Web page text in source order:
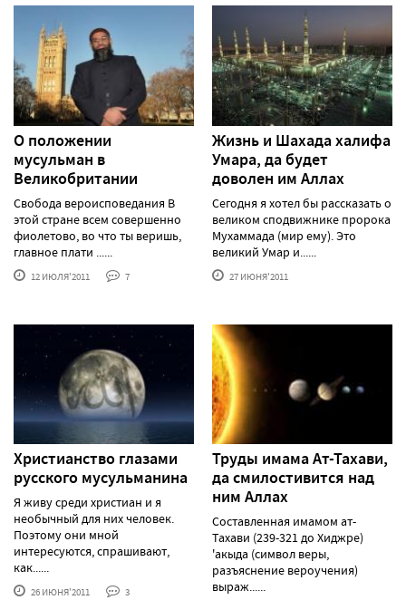
О положении
мусульман в
Великобритании
Свобода вероисповедания В
этой стране всем совершенно
фиолетово, во что ты веришь,
главное плати ......
12 ИЮЛЯ'2011 7
Жизнь и Шахада халифа
Умара, да будет
доволен им Аллах
Сегодня я хотел бы рассказать о
великом сподвижнике пророка
Мухаммада (мир ему). Это
великий Умар и......
27 ИЮНЯ'2011
Христианство глазами
русского мусульманина
Я живу среди христиан и я
необычный для них человек.
Поэтому они мной
интересуются, спрашивают,
как......
26 ИЮНЯ'2011 3
Труды имама Ат-Тахави,
да смилостивится над
ним Аллах
Составленная имамом ат-
Тахави (239-321 до Хиджре)
'акыда (символ веры,
разъяснение вероучения)
выраж......